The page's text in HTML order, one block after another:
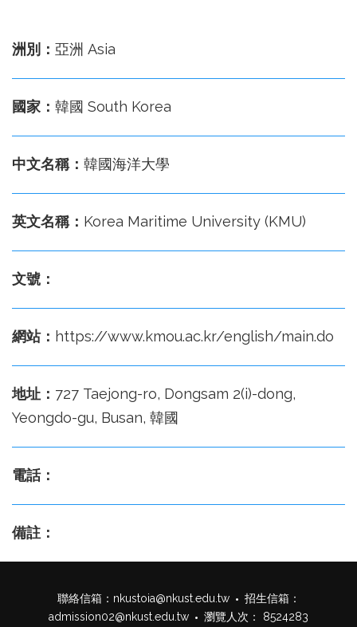
洲別： 亞洲 Asia
國家： 韓國 South Korea
中文名稱： 韓國海洋大學
英文名稱： Korea Maritime University (KMU)
文號：
網站： https://www.kmou.ac.kr/english/main.do
地址： 727 Taejong-ro, Dongsam 2(i)-dong,
Yeongdo-gu, Busan, 韓國
電話：
備註：
聯絡信箱： nkustoia@nkust.edu.tw
招生信箱：
admission02@nkust.edu.tw
瀏覽人次： 8524283